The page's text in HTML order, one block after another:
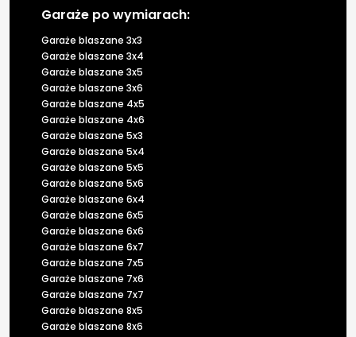
Garaże po wymiarach:
Garaże blaszane 3x3
Garaże blaszane 3x4
Garaże blaszane 3x5
Garaże blaszane 3x6
Garaże blaszane 4x5
Garaże blaszane 4x6
Garaże blaszane 5x3
Garaże blaszane 5x4
Garaże blaszane 5x5
Garaże blaszane 5x6
Garaże blaszane 6x4
Garaże blaszane 6x5
Garaże blaszane 6x6
Garaże blaszane 6x7
Garaże blaszane 7x5
Garaże blaszane 7x6
Garaże blaszane 7x7
Garaże blaszane 8x5
Garaże blaszane 8x6